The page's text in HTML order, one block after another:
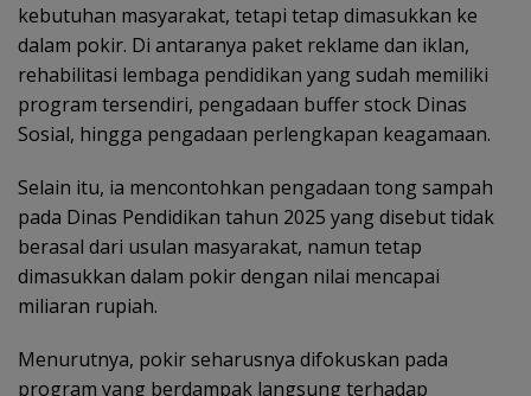
kebutuhan masyarakat, tetapi tetap dimasukkan ke
dalam pokir. Di antaranya paket reklame dan iklan,
rehabilitasi lembaga pendidikan yang sudah memiliki
program tersendiri, pengadaan buffer stock Dinas
Sosial, hingga pengadaan perlengkapan keagamaan.
Selain itu, ia mencontohkan pengadaan tong sampah
pada Dinas Pendidikan tahun 2025 yang disebut tidak
berasal dari usulan masyarakat, namun tetap
dimasukkan dalam pokir dengan nilai mencapai
miliaran rupiah.
Menurutnya, pokir seharusnya difokuskan pada
program yang berdampak langsung terhadap